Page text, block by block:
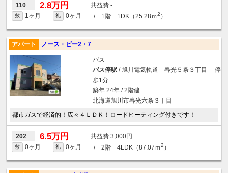
110 2.8万円 -
敷 1ヶ月 礼 0ヶ月 / 1階 1DK（25.28ｍ2 ）
アパート ノース・ビー2・7
バス
バス停駅/ 旭川電気軌道 春光５条３丁目 停
歩1分
築年 24年 / 2階建
北海道旭川市春光六条３丁目
都市ガスで経済的！広々４ＬＤＫ！ロードヒーティング付きです！
202 6.5万円 3,000円
敷 0ヶ月 礼 0ヶ月 / 2階 4LDK（87.07ｍ2 ）